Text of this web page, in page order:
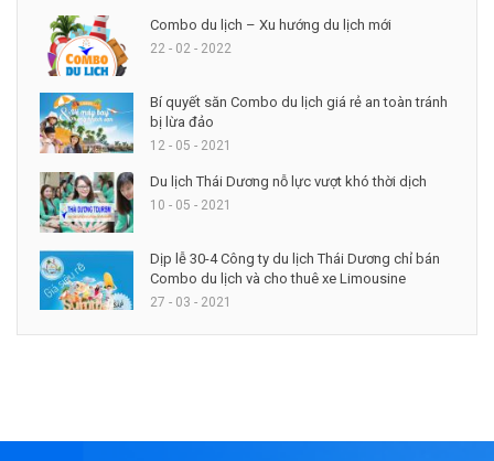
Combo du lịch – Xu hướng du lịch mới
22 - 02 - 2022
Bí quyết săn Combo du lịch giá rẻ an toàn tránh
bị lừa đảo
12 - 05 - 2021
Du lịch Thái Dương nỗ lực vượt khó thời dịch
10 - 05 - 2021
Dịp lễ 30-4 Công ty du lịch Thái Dương chỉ bán
Combo du lịch và cho thuê xe Limousine
27 - 03 - 2021